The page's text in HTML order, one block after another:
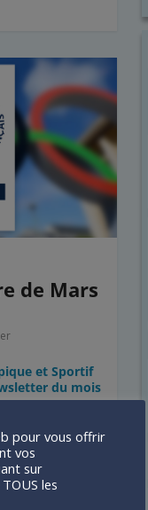
de Mars
et Sportif
du mois
pour vous offrir
vos
sur
les